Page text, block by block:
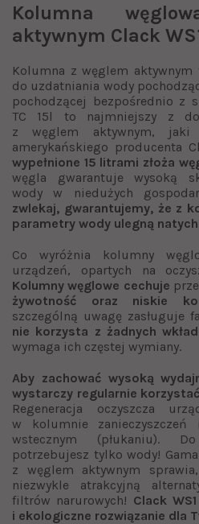
Kolumna
aktywnym Clack
Kolumna z węglem aktywnym
do uzdatniania wody
pochodzącej bezpośrednio z
TC 15l to najmniejszy z
z węglem aktywnym, jaki
amerykańskiego producenta
wypełnione 15 litrami złoża
węgla gwarantuje wysoką
wody w niedużych
zwlekaj, gwarantujemy, że z
parametry wody ulegną
Co wyróżnia kolumny
urządzeń, opartych na
Kolumny węglowe cechuje
żywotność oraz niskie
szczególną uwagę zasługuje
nie korzysta z żadnych
wymaga ich częstej wymiany.
Aby zachować wysoką
wystarczy regularnie
Regeneracja oczyszcza
w kolumnie zanieczyszczeń
wstecznym (płukaniu).
potrzebujesz tylko wody!
z węglem aktywnym
niezwykle atrakcyjną
filtrów narurowych! Clack
i ekologiczne rozwiązanie dla